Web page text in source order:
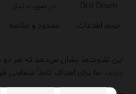
Drill Down
در صورت نیاز
حجم اطلاعات
محدود و خلاصه
این تفاوت‌ها نشان می‌دهد که هر
دارند، اما برای اهداف کاملاً متفاوتی